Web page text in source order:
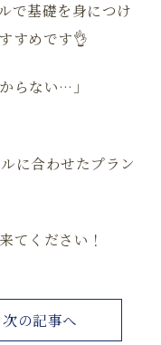
で基礎を身につけ
すめです👌
らない…」
に合わせたプラン
てください！
次の記事へ